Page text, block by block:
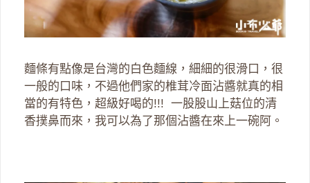
麵條有點像是台灣的白色麵線，細細的很滑口，很
一般的口味，不過他們家的椎茸冷面沾醬就真的相
當的有特色，超級好喝的!!! 一股股山上菇位的清
香撲鼻而來，我可以為了那個沾醬在來上一碗阿。